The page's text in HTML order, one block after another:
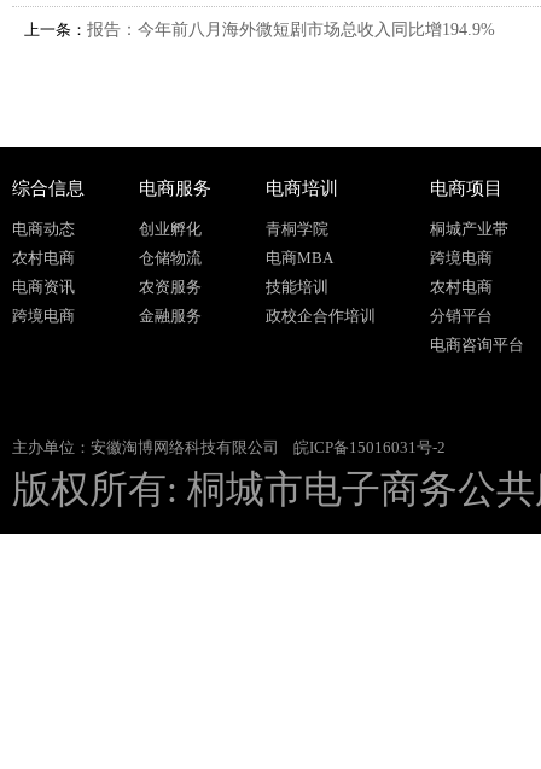
上一条： 报告：今年前八月海外微短剧市场总收入同比增194.9%
综合信息
电商动态
农村电商
电商资讯
跨境电商
电商服务
创业孵化
仓储物流
农资服务
金融服务
电商培训
青桐学院
电商MBA
技能培训
政校企合作培训
电商项目
桐城产业带
跨境电商
农村电商
分销平台
电商咨询平台
主办单位：安徽淘博网络科技有限公司 皖ICP备15016031号-2
版权所有: 桐城市电子商务公